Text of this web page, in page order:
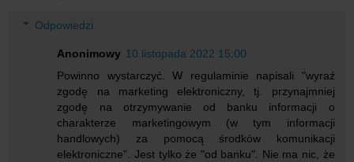
Odpowiedzi
Anonimowy 10 listopada 2022 15:00
Powinno wystarczyć. W regulaminie napisali "wyraź
zgodę na marketing elektroniczny, tj. przynajmniej
zgodę na otrzymywanie od banku informacji o
charakterze marketingowym (w tym informacji
handlowych) za pomocą środków komunikacji
elektroniczne". Jest tylko że "od banku". Nie ma nic, że